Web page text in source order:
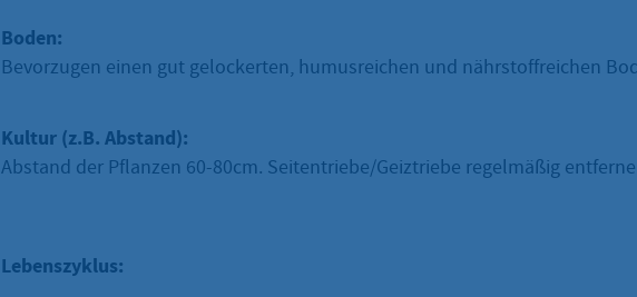
Boden:
Bevorzugen einen gut gelockerten, humusreichen und nährstoffreichen
Kultur (z.B. Abstand):
Abstand der Pflanzen 60-80cm. Seitentriebe/Geiztriebe regelmäßig
Lebenszyklus: